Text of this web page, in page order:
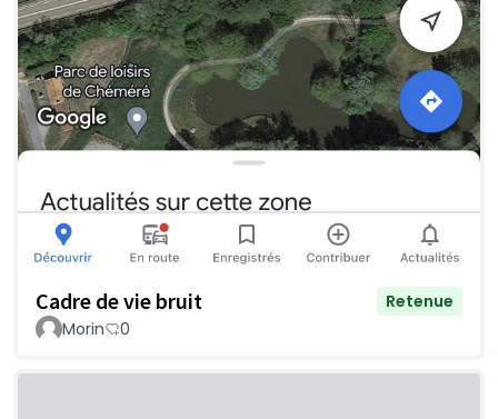
Cadre de vie bruit
Retenue
Morin
0